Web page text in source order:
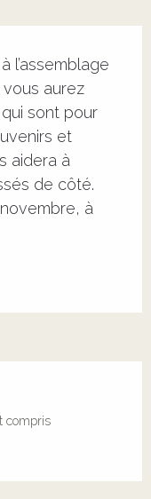
l’assemblage
aurez
sont pour
et
aidera à
de côté.
à
compris